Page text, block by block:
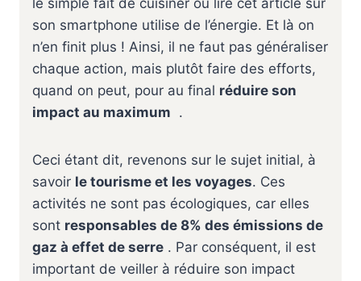
son smartphone utilise de l’énergie. Et là on
n’en finit plus ! Ainsi, il ne faut pas généraliser
chaque action, mais plutôt faire des efforts,
quand on peut, pour au final réduire son
impact au maximum .
Ceci étant dit, revenons sur le sujet initial, à
savoir le tourisme et les voyages. Ces
activités ne sont pas écologiques, car elles
sont responsables de 8% des émissions de
gaz à effet de serre . Par conséquent, il est
important de veiller à réduire son impact